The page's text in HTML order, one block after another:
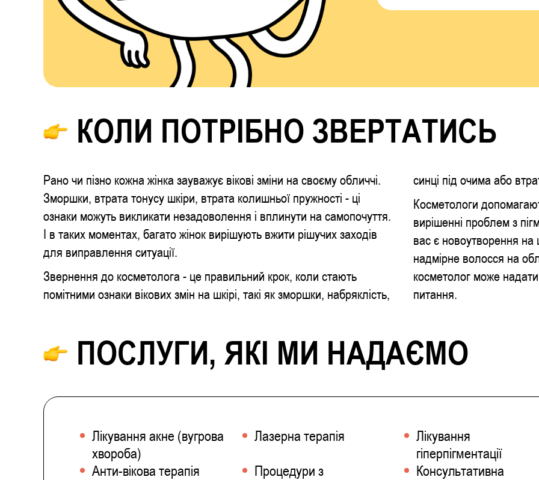
КОЛИ ПОТРІБНО ЗВЕРТАТИСЬ
Рано чи пізно кожна жінка зауважує вікові зміни на своєму обличчі.
Зморшки, втрата тонусу шкіри, втрата колишньої пружності - ці
ознаки можуть викликати незадоволення і вплинути на самопочуття.
І в таких моментах, багато жінок вирішують вжити рішучих заходів
для виправлення ситуації.
Звернення до косметолога - це правильний крок, коли стають
помітними ознаки вікових змін на шкірі, такі як зморшки, набряклість,
синці під очима або
Косметологи
вирішенні проблем з
вас є новоутворення на
надмірне волосся на
косметолог може
питання.
ПОСЛУГИ, ЯКІ МИ НАДАЄМО
Лікування акне (вугрова
хвороба)
Лазерна терапія
Лікування
гіперпігментації
Анти-вікова терапія
Процедури з
Консультативна